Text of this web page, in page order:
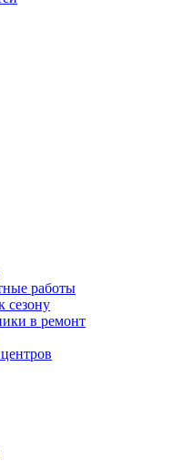
работы
сезону
в ремонт